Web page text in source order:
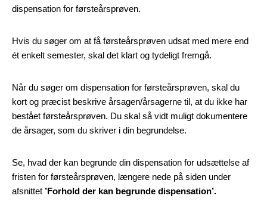
dispensation for førsteårsprøven.
Hvis du søger om at få førsteårsprøven udsat med mere end
ét enkelt semester, skal det klart og tydeligt fremgå.
Når du søger om dispensation for førsteårsprøven, skal du
kort og præcist beskrive årsagen/årsagerne til, at du ikke har
bestået førsteårsprøven. Du skal så vidt muligt dokumentere
de årsager, som du skriver i din begrundelse.
Se, hvad der kan begrunde din dispensation for udsættelse af
fristen for førsteårsprøven, længere nede på siden under
afsnittet ’Forhold der kan begrunde dispensation’.